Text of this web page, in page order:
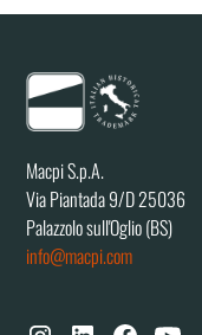
Macpi S.p.A.
Via Piantada 9/D 25036
Palazzolo sull'Oglio (BS)
info@macpi.com